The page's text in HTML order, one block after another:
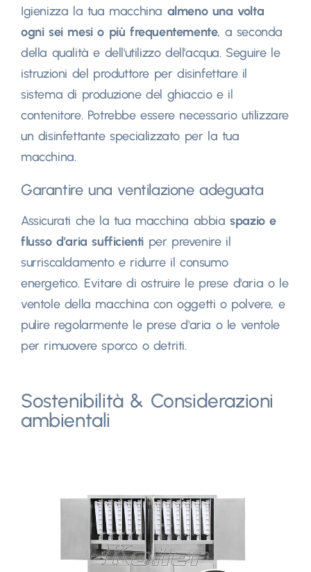
Igienizza la tua macchina almeno una volta
ogni sei mesi o più frequentemente, a seconda
della qualità e dell'utilizzo dell'acqua. Seguire le
istruzioni del produttore per disinfettare il
sistema di produzione del ghiaccio e il
contenitore. Potrebbe essere necessario utilizzare
un disinfettante specializzato per la tua
macchina.
Garantire una ventilazione adeguata
Assicurati che la tua macchina abbia spazio e
flusso d'aria sufficienti per prevenire il
surriscaldamento e ridurre il consumo
energetico. Evitare di ostruire le prese d'aria o le
ventole della macchina con oggetti o polvere, e
pulire regolarmente le prese d'aria o le ventole
per rimuovere sporco o detriti.
Sostenibilità & Considerazioni
ambientali